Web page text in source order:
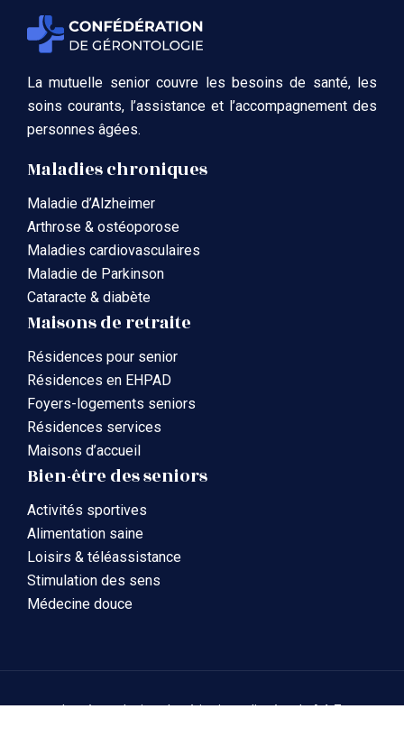
La mutuelle senior couvre les besoins de santé, les
soins courants, l’assistance et l’accompagnement des
personnes âgées.
Maladies chroniques
Maladie d’Alzheimer
Arthrose & ostéoporose
Maladies cardiovasculaires
Maladie de Parkinson
Cataracte & diabète
Maisons de retraite
Résidences pour senior
Résidences en EHPAD
Foyers-logements seniors
Résidences services
Maisons d’accueil
Bien-être des seniors
Activités sportives
Alimentation saine
Loisirs & téléassistance
Stimulation des sens
Médecine douce
La gérontologie et la gériatrie expliquées de A à Z